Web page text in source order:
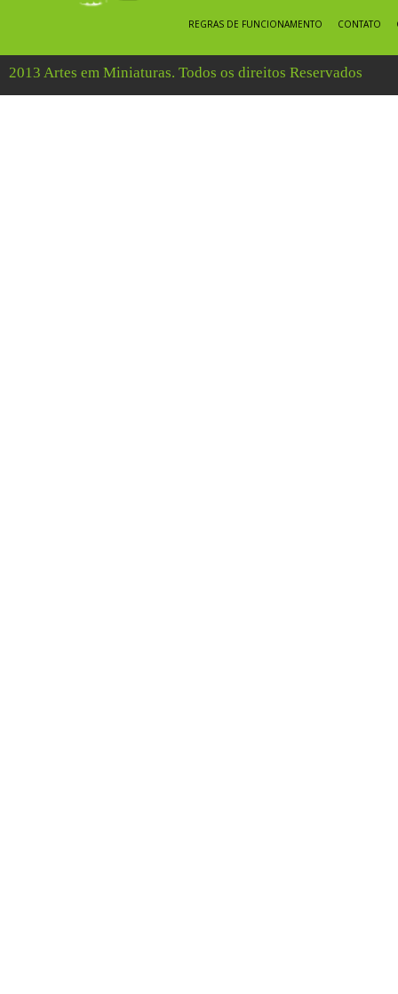
REGRAS DE FUNCIONAMENTO CONTATO
2013 Artes em Miniaturas. Todos os direitos Reservados